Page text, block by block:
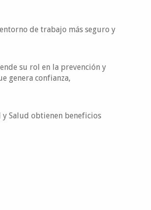
de trabajo más seguro y
su rol en la prevención y
genera confianza,
y Salud obtienen beneficios